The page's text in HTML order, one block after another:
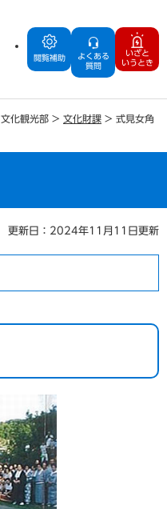
閲覧補助
よくある
質問
いざと
いうとき
文化観光部 > 文化財課 > 式見女角
更新日：2024年11月11日更新